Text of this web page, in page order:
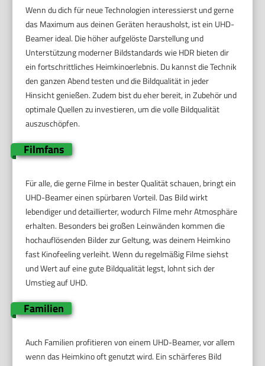
Wenn du dich für neue Technologien interessierst und gerne
das Maximum aus deinen Geräten herausholst, ist ein UHD-
Beamer ideal. Die höher aufgelöste Darstellung und
Unterstützung moderner Bildstandards wie HDR bieten dir
ein fortschrittliches Heimkinoerlebnis. Du kannst die Technik
den ganzen Abend testen und die Bildqualität in jeder
Hinsicht genießen. Zudem bist du eher bereit, in Zubehör und
optimale Quellen zu investieren, um die volle Bildqualität
auszuschöpfen.
Filmfans
Für alle, die gerne Filme in bester Qualität schauen, bringt ein
UHD-Beamer einen spürbaren Vorteil. Das Bild wirkt
lebendiger und detaillierter, wodurch Filme mehr Atmosphäre
erhalten. Besonders bei großen Leinwänden kommen die
hochauflösenden Bilder zur Geltung, was deinem Heimkino
fast Kinofeeling verleiht. Wenn du regelmäßig Filme siehst
und Wert auf eine gute Bildqualität legst, lohnt sich der
Umstieg auf UHD.
Familien
Auch Familien profitieren von einem UHD-Beamer, vor allem
wenn das Heimkino oft genutzt wird. Ein schärferes Bild